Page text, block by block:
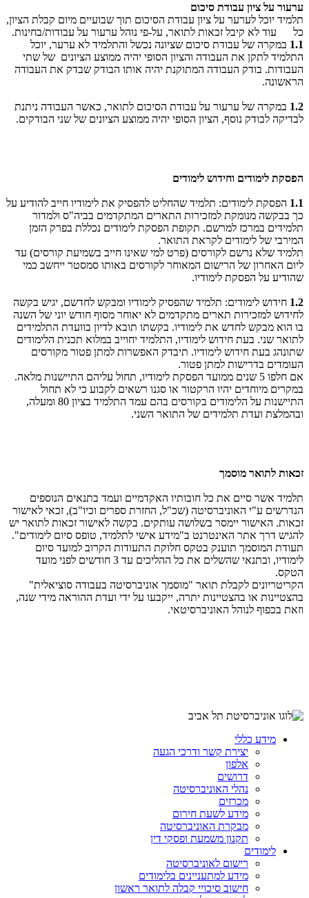
ערעור על ציון עבודת סיכום
תלמיד יוכל לערער על ציון עבודת הסיכום תוך שבועיים מיום קבלת הציון,
כל עוד לא קיבל זכאות לתואר, על-פי נוהל ערעור על עבודות/בחינות.
1.1 במקרה של עבודת סיכום שציונה נכשל והתלמיד לא ערער, יוכל
התלמיד לתקן את העבודה והציון הסופי יהיה ממוצע הציונים של שתי
העבודות. בודק העבודה המתוקנת יהיה אותו הבודק שבדק את העבודה
הראשונה.
1.2 במקרה של ערעור על עבודת הסיכום לתואר, כאשר העבודה ניתנת
לבדיקה לבודק נוסף, הציון הסופי יהיה ממוצע הציונים של שני הבודקים.
הפסקת לימודים וחידוש לימודים
1.1 הפסקת לימודים: תלמיד שהחליט להפסיק את לימודיו חייב להודיע על
כך בבקשה מנומקת למזכירות התארים המתקדמים בביה"ס ולמדור
תלמידים במרכז למרשם. תקופת הפסקת לימודים נכללת בפרק הזמן
המירבי של לימודים לקראת התואר.
תלמיד שלא נרשם לקורסים (פרט למי שאינו חייב בשמיעת קורסים) עד
ליום האחרון של הרישום המאוחר לקורסים באותו סמסטר ייחשב כמי
שהודיע על הפסקת לימודיו.
1.2 חידוש לימודים: תלמיד שהפסיק לימודיו ומבקש לחדשם, יגיש בקשה
לחידוש למזכירות תארים מתקדמים לא יאוחר מסוף חודש יוני של השנה
בו הוא מבקש לחדש את לימודיו. בקשתו תובא לדיון בוועדת התלמידים
לתואר שני. בעת חידוש לימודיו, התלמיד יחוייב במלוא תכנית הלימודים
שתונהג בעת חידוש לימודיו. תיבדק האפשרות למתן פטור מקורסים
העומדים בדרישות למתן פטור.
אם חלפו 5 שנים ממועד הפסקת לימודיו, תחול עליהם התיישנות מלאה.
במקרים מיוחדים יהיו הרקטור או סגנו רשאים לקבוע כי לא תחול
התיישנות על הלימודים בקורסים בהם עמד התלמיד בציון 80 ומעלה,
ובהמלצת ועדת תלמידים של התואר השני.
זכאות לתואר מוסמך
תלמיד אשר סיים את כל חובותיו האקדמיים ועמד בתנאים הנוספים
הנדרשים ע"י האוניברסיטה (שכ"ל, החזרת ספרים וכיו"ב), זכאי לאישור
זכאות. האישור יימסר בשלושה עותקים. בקשה לאישור זכאות לתואר יש
להגיש דרך אתר האינטרנט ב"מידע אישי לתלמיד, טופס סיום לימודים".
תעודת המוסמך תוענק בטקס חלוקת התעודות הקרוב למועד סיום
לימודיו, ובתנאי שהשלים את כל ההליכים עד 3 חודשים לפני מועד
הטקס.
הקריטריונים לקבלת תואר "מוסמך אוניברסיטה בעבודה סוציאלית"
בהצטיינות או בהצטיינות יתרה, ייקבעו על ידי ועדת ההוראה מידי שנה,
וזאת בכפוף לנוהל האוניברסיטאי.
מידע כללי
יצירת קשר ודרכי הגעה
אלפון
דרושים
נהלי האוניברסיטה
מכרזים
מידע לשעת חירום
מבקרת האוניברסיטה
תקנון משמעת ופסקי דין
לימודים
רישום לאוניברסיטה
מידע למתעניינים בלימודים
חישוב סיכויי קבלה לתואר ראשון